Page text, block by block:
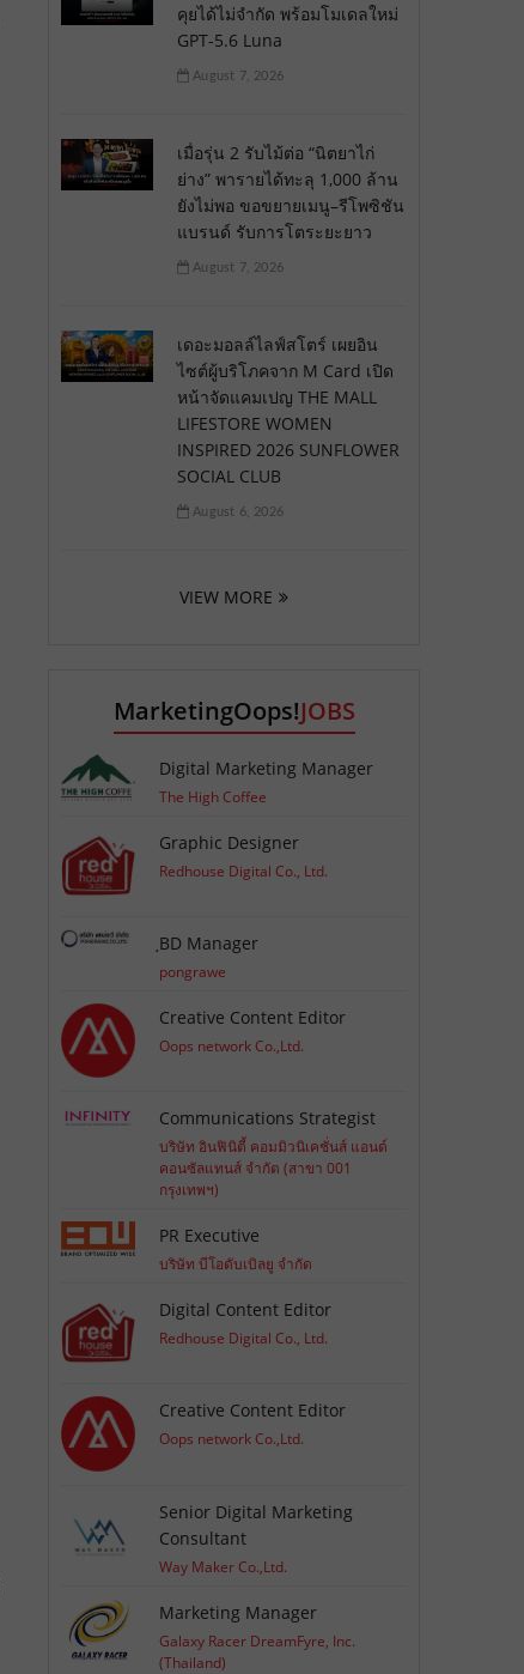
คุยได้ไม่จำกัด พร้อมโมเดลใหม่
GPT-5.6 Luna
August 7, 2026
เมื่อรุ่น 2 รับไม้ต่อ “นิตยาไก่
ย่าง” พารายได้ทะลุ 1,000 ล้าน
ยังไม่พอ ขอขยายเมนู–รีโพซิชัน
แบรนด์ รับการโตระยะยาว
August 7, 2026
เดอะมอลล์ไลฟ์สโตร์ เผยอิน
ไซต์ผู้บริโภคจาก M Card เปิด
หน้าจัดแคมเปญ THE MALL
LIFESTORE WOMEN
INSPIRED 2026 SUNFLOWER
SOCIAL CLUB
August 6, 2026
VIEW MORE
MarketingOops!JOBS
Digital Marketing Manager
The High Coffee
Graphic Designer
Redhouse Digital Co., Ltd.
ฺBD Manager
pongrawe
Creative Content Editor
Oops network Co.,Ltd.
Communications Strategist
บริษัท อินฟินิตี้ คอมมิวนิเคชั่นส์ แอนด์
คอนซัลแทนส์ จำกัด (สาขา 001
กรุงเทพฯ)
PR Executive
บริษัท บีโอดับเบิลยู จำกัด
Digital Content Editor
Redhouse Digital Co., Ltd.
Creative Content Editor
Oops network Co.,Ltd.
Senior Digital Marketing
Consultant
Way Maker Co.,Ltd.
Marketing Manager
Galaxy Racer DreamFyre, Inc.
(Thailand)